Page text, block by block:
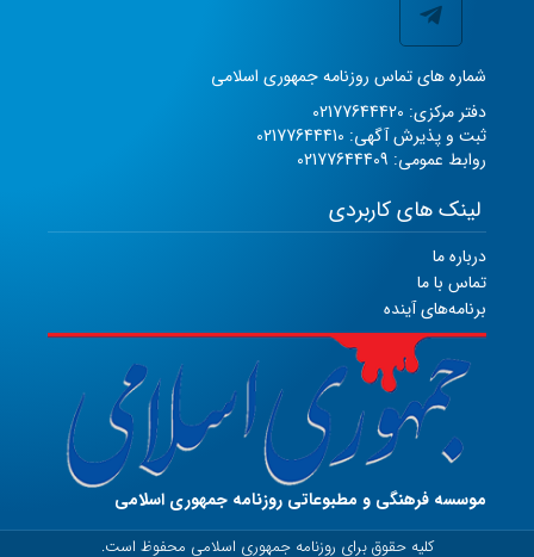
شماره های تماس روزنامه جمهوری اسلامی
دفتر مرکزی: 02177644420
ثبت و پذیرش آگهی: 02177644410
روابط عمومی: 02177644409
لینک های کاربردی
درباره ما
تماس با ما
برنامه‌های آینده
موسسه فرهنگی و مطبوعاتی روزنامه جمهوری اسلامی
کلیه حقوق برای روزنامه جمهوری اسلامی محفوظ است.